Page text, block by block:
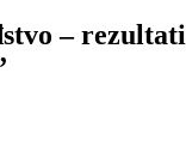
– rezultati